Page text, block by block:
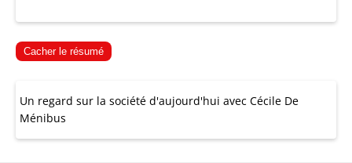
Cacher le résumé
Un regard sur la société d'aujourd'hui avec Cécile De
Ménibus